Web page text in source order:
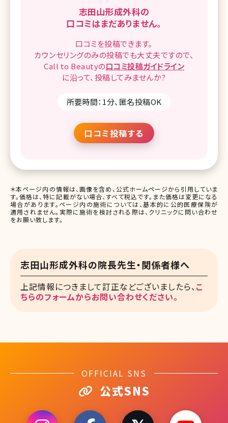
志田山形成外科の
口コミはまだありません。
口コミを投稿できます。
カウンセリングのみの投稿でも大丈夫ですので、
Call to Beautyの口コミ投稿ガイドライン
に沿って、 投稿してみませんか?
所要時間：1分、匿名投稿OK
口コミ投稿する
＊本ページ内の情報は、画像を含め、公式ホームページから引用していま
す。価格は、特に記載がない場合、すべて税込です。また価格は変更になる
場合があります。ページ内の施術については、基本的に公的医療保険が
適用されません。実際に施術を検討される際は、クリニックに問い合わせ
をお願い致します。
志田山形成外科の院長先生・関係者様へ
上記情報につきまして訂正などございましたら、こ
ちらのフォームからお問い合わせください。
OFFICIAL SNS
公式SNS